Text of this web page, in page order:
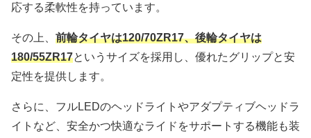
応する柔軟性を持っています。
その上、 前輪タイヤは120/70ZR17、後輪タイヤは
180/55ZR17というサイズを採用し、優れたグリップと安
定性を提供します。
さらに、フルLEDのヘッドライトやアダプティブヘッドラ
イトなど、安全かつ快適なライドをサポートする機能も装